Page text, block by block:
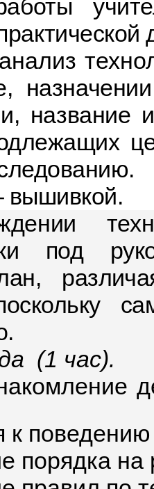
название
жащих
вышивкой.
под
разли­
(1 час).
к
порядка на